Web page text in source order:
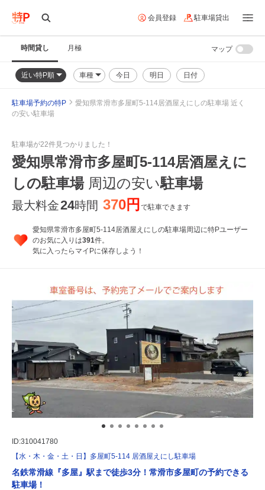
会員登録 駐車場貸出
時間貸し 月極
近い特P順 車種 今日 明日 日付
マップ
駐車場予約の特P
愛知県常滑市多屋町5-114居酒屋えにしの駐車場 近く
の安い駐車場
駐車場が22件見つかりました！
愛知県常滑市多屋町5-114居酒屋えに
しの駐車場周辺の安い駐車場
最大料金24時間 370円 で駐車できます
愛知県常滑市多屋町5-114居酒屋えにしの駐車場周辺に特Pユーザー
のお気に入りは391件。
気に入ったらマイPに保存しよう！
ID:310041780
【水・木・金・土・日】多屋町5-114 居酒屋えにし駐車場
名鉄常滑線『多屋』駅まで徒歩3分！常滑市多屋町の予約できる
駐車場！